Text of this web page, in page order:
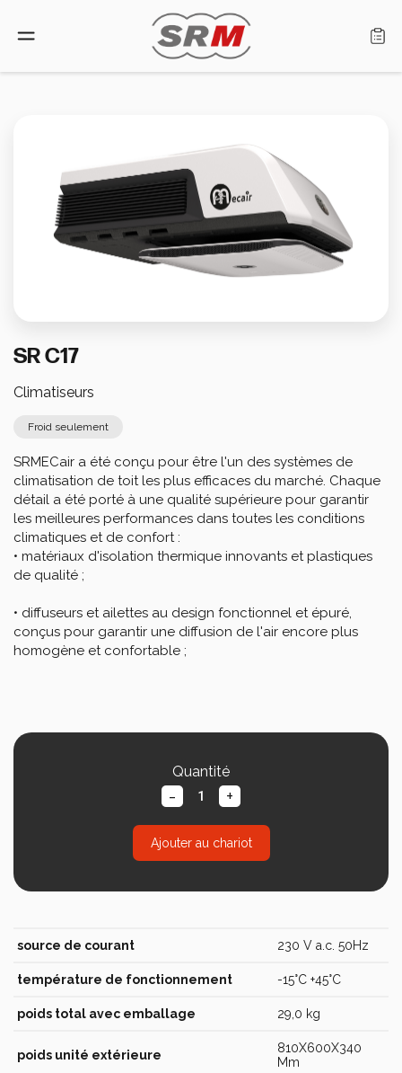
Accueil
Produits
Recherche de revendeur
Calculez votre consommation
SR C17
Climatiseurs
Froid seulement
SRMECair a été conçu pour être l'un des systèmes de
climatisation de toit les plus efficaces du marché. Chaque
détail a été porté à une qualité supérieure pour garantir
les meilleures performances dans toutes les conditions
climatiques et de confort :
• matériaux d'isolation thermique innovants et plastiques
de qualité ;
• diffuseurs et ailettes au design fonctionnel et épuré,
conçus pour garantir une diffusion de l'air encore plus
homogène et confortable ;
Quantité
- +
Ajouter au chariot
source de courant 230 V a.c. 50Hz
température de fonctionnement -15°C +45°C
poids total avec emballage 29,0 kg
poids unité extérieure
810X600X340
Mm